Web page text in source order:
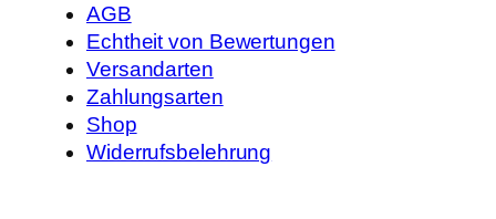
AGB
Echtheit von Bewertungen
Versandarten
Zahlungsarten
Shop
Widerrufsbelehrung